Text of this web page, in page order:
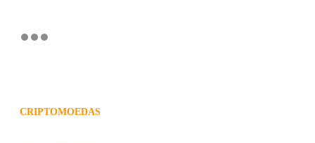
CRIPTOMOEDAS